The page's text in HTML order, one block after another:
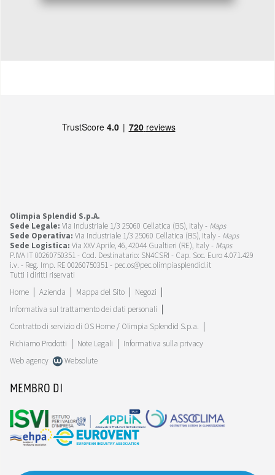
Olimpia Splendid S.p.A.
Sede Legale: Via Industriale 1/3 25060 Cellatica (BS), Italy - Maps
Sede Operativa: Via Industriale 1/3 25060 Cellatica (BS), Italy - Maps
Sede Logistica: Via XXV Aprile, 46, 42044 Gualtieri (RE), Italy - Maps
P.IVA IT 00260750351 - Cod. Destinatario: SN4CSRI - Cap. Soc. Euro 4.071.429
i.v. - Reg. Imp. RE 00260750351 - pec.os@pec.olimpiasplendid.it
Tutti i diritti riservati
Home
Azienda Mappa del Sito
Negozi
Informativa sul trattamento dei dati personali
Contratto di servizio di OS Home / Olimpia Splendid S.p.a.
Richiamo Prodotti
Note Legali
Informativa sulla privacy
Web agency
Websolute
MEMBRO DI